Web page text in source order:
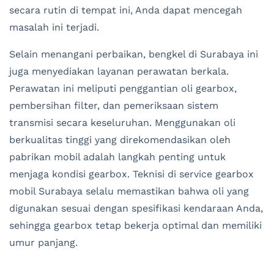
secara rutin di tempat ini, Anda dapat mencegah
masalah ini terjadi.
Selain menangani perbaikan, bengkel di Surabaya ini
juga menyediakan layanan perawatan berkala.
Perawatan ini meliputi penggantian oli gearbox,
pembersihan filter, dan pemeriksaan sistem
transmisi secara keseluruhan. Menggunakan oli
berkualitas tinggi yang direkomendasikan oleh
pabrikan mobil adalah langkah penting untuk
menjaga kondisi gearbox. Teknisi di service gearbox
mobil Surabaya selalu memastikan bahwa oli yang
digunakan sesuai dengan spesifikasi kendaraan Anda,
sehingga gearbox tetap bekerja optimal dan memiliki
umur panjang.